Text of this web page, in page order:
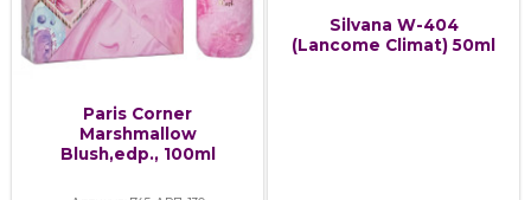
Paris Corner
Marshmallow
Blush,edp., 100ml
Silvana W-404
(Lancome Climat) 50ml